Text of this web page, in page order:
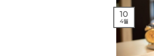
10
4월